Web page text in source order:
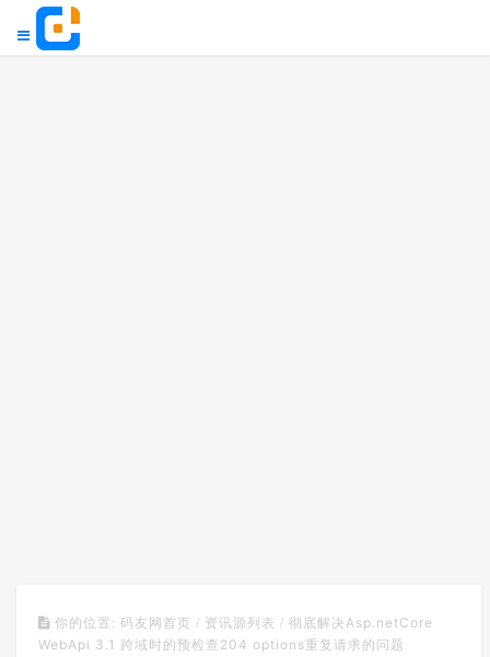
你的位置: 码友网首页 / 资讯源列表 / 彻底解决Asp.netCore
WebApi 3.1 跨域时的预检查204 options重复请求的问题